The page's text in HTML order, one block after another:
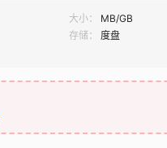
大小：
MB/GB
存储：
度盘